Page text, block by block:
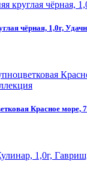
чёрная, 1,0г,
Красное море,